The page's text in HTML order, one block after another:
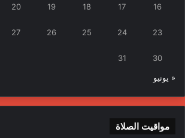
16
17
18
19
20
23
24
25
26
27
30
31
« يونيو
مواقيت الصلاة